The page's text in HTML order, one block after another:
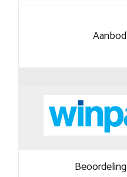
Aanbod
Beoordeling